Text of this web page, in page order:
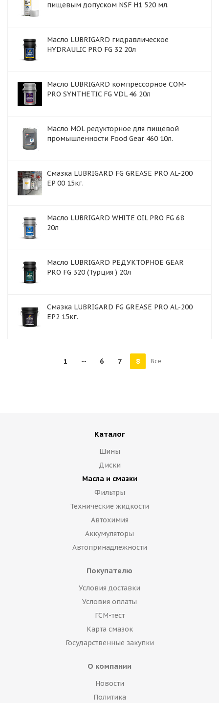
пищевым допуском NSF H1 520 мл.
Масло LUBRIGARD гидравлическое
HYDRAULIC PRO FG 32 20л
Масло LUBRIGARD компрессорное COM-
PRO SYNTHETIC FG VDL 46 20л
Масло MOL редукторное для пищевой
промышленности Food Gear 460 10л.
Смазка LUBRIGARD FG GREASE PRO AL-200
EP 00 15кг.
Масло LUBRIGARD WHITE OIL PRO FG 68
20л
Масло LUBRIGARD РЕДУКТОРНОЕ GEAR
PRO FG 320 (Турция ) 20л
Смазка LUBRIGARD FG GREASE PRO AL-200
EP2 15кг.
1 6 7 8 Все
Каталог
Шины
Диски
Масла и смазки
Фильтры
Технические жидкости
Автохимия
Аккумуляторы
Автопринадлежности
Покупателю
Условия доставки
Условия оплаты
ГСМ-тест
Карта смазок
Государственные закупки
О компании
Новости
Политика